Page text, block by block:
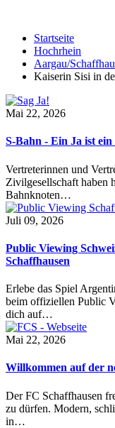
Startseite
Hochrhein
Aargau/
Kaiserin Sisi in
Mai 22, 2026
S-Bahn - Ein Ja ist
Vertreterinnen und
Zivilgesellschaft haben
Bahnknoten…
Juli 09, 2026
Public Viewing
Schaffhausen
Erlebe das Spiel
beim offiziellen Public
dich auf…
Mai 22, 2026
Willkommen auf der
Der FC Schaffhausen
zu dürfen. Modern,
in…